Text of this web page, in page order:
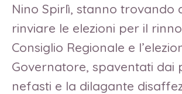
Nino Spirlì, stanno trovando
rinviare le elezioni per il
Consiglio Regionale e
Governatore, spaventati dai
nefasti e la dilagante